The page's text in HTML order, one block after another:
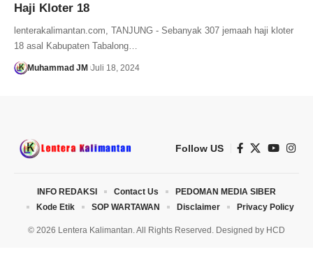
Haji Kloter 18
lenterakalimantan.com, TANJUNG - Sebanyak 307 jemaah haji kloter
18 asal Kabupaten Tabalong…
Muhammad JM Juli 18, 2024
Follow US
© 2026 Lentera Kalimantan. All Rights Reserved. Designed by HCD
INFO REDAKSI Contact Us
PEDOMAN MEDIA SIBER
Kode Etik
SOP WARTAWAN Disclaimer Privacy Policy